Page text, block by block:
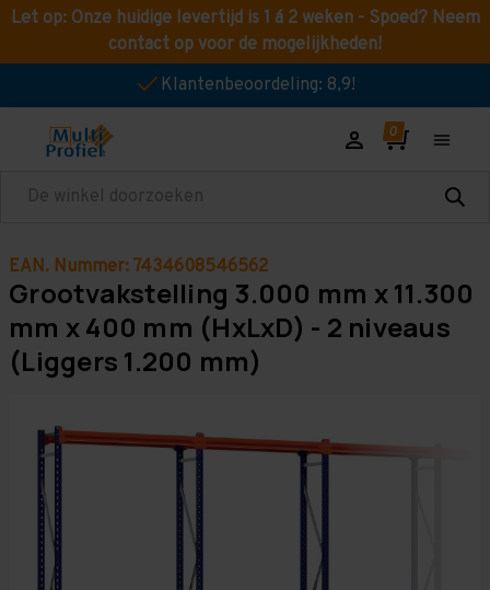
Let op: Onze huidige levertijd is 1 á 2 weken - Spoed? Neem
contact op voor de mogelijkheden!
Klantenbeoordeling: 8,9!
Zoeken
EAN. Nummer: 7434608546562
Grootvakstelling 3.000 mm x 11.300
mm x 400 mm (HxLxD) - 2 niveaus
(Liggers 1.200 mm)